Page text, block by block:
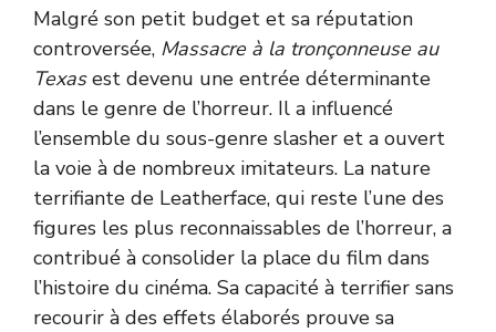
Malgré son petit budget et sa réputation
controversée, Massacre à la tronçonneuse au
Texasest devenu une entrée déterminante
dans le genre de l’horreur. Il a influencé
l’ensemble du sous-genre slasher et a ouvert
la voie à de nombreux imitateurs. La nature
terrifiante de Leatherface, qui reste l’une des
figures les plus reconnaissables de l’horreur, a
contribué à consolider la place du film dans
l’histoire du cinéma. Sa capacité à terrifier sans
recourir à des effets élaborés prouve sa